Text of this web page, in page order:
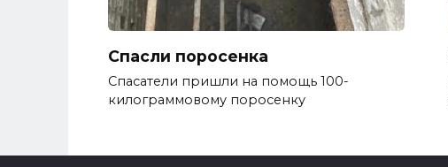
Спасли поросенка
Спасатели пришли на помощь 100-
килограммовому поросенку